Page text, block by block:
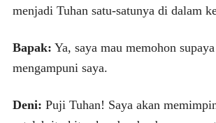
menjadi Tuhan satu-satunya di dalam
Bapak: Ya, saya mau memohon
mengampuni saya.
Deni: Puji Tuhan! Saya akan